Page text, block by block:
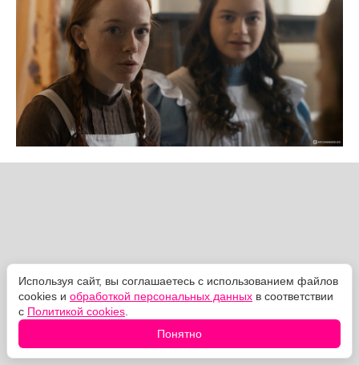
Используя сайт, вы соглашаетесь с использованием файлов
cookies и обработкой персональных данных в соответствии
с Политикой cookies
Понятно